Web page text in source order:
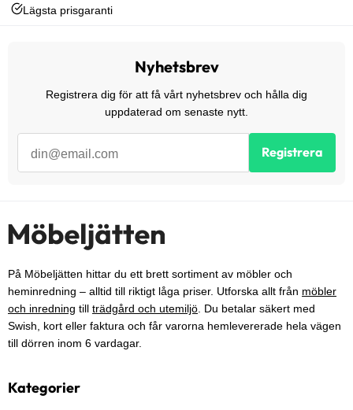
Lägsta prisgaranti
Nyhetsbrev
Registrera dig för att få vårt nyhetsbrev och hålla dig
uppdaterad om senaste nytt.
Registrera
På Möbeljätten hittar du ett brett sortiment av möbler och
heminredning – alltid till riktigt låga priser. Utforska allt från möbler
och inredning till trädgård och utemiljö. Du betalar säkert med
Swish, kort eller faktura och får varorna hemlevererade hela vägen
till dörren inom 6 vardagar.
Kategorier